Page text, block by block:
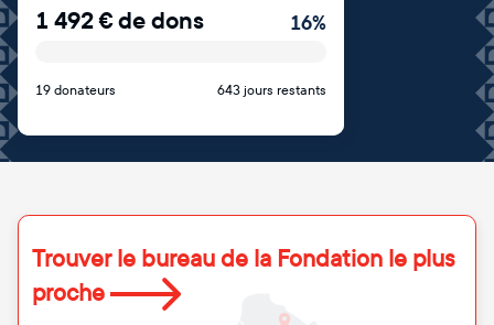
1 492€de dons 16%
19 donateurs 643 jours restants
Trouver le bureau de la Fondation le plus
proche